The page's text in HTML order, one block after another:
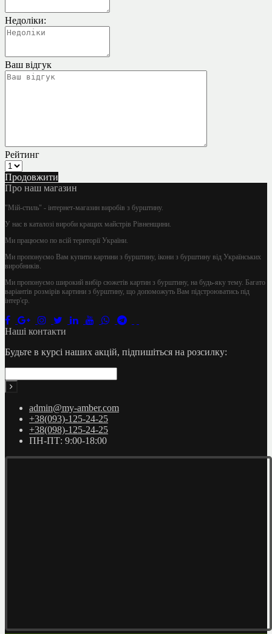
Недоліки:
Ваш відгук
Рейтинг
Продовжити
Про наш магазин
"Мій-стиль" - інтернет-магазин виробів з бурштину.
У нас в каталозі вироби кращих майстрів Рівненщини.
Ми працюємо по всій території України.
Ми пропонуємо Вам купити картини з бурштину, ікони з бурштину від Українських
виробників.
Ми пропонуємо широкий вибір сюжетів картин з бурштину, на будь-яку тему. Багато
варіантів розмірів картини з бурштину, що допоможуть Вам підстроюватись під
інтер'єр.
Наші контакти
Будьте в курсі наших акцій, підпишіться на розсилку:
admin@my-amber.com
+38(093)-125-24-25
+38(098)-125-24-25
ПН-ПТ: 9:00-18:00